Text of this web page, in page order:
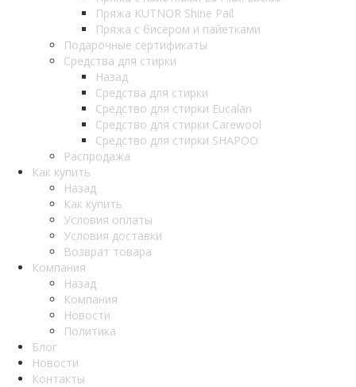
Пряжа KUTNOR Shine Pail
Пряжа с бисером и пайетками
Подарочные сертификаты
Средства для стирки
Назад
Средства для стирки
Средство для стирки Eucalan
Средство для стирки Carewool
Средство для стирки SHAPOO
Распродажа
Как купить
Назад
Как купить
Условия оплаты
Условия доставки
Возврат товара
Компания
Назад
Компания
Новости
Политика
Блог
Новости
Контакты